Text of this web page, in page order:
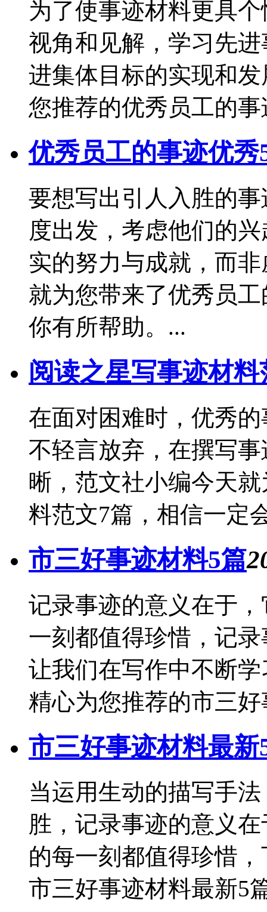
为了使事迹材料更具
视角和见解，学习先
进集体目标的实现和
您推荐的优秀员工的
优秀员工的事迹优秀
要想写出引人入胜的
度出发，考虑他们的
实的努力与成就，而
就为您带来了优秀员
你有所帮助。...
阅读之星写事迹材料
在面对困难时，优秀
不轻言放弃，在撰写
晰，范文社小编今天
料范文7篇，相信一定
市三好事迹材料5篇
记录事迹的意义在于
一刻都值得珍惜，记
让我们在写作中不断
精心为您推荐的市三
市三好事迹材料最新
当运用生动的描写手
胜，记录事迹的意义
的每一刻都值得珍惜
市三好事迹材料最新5